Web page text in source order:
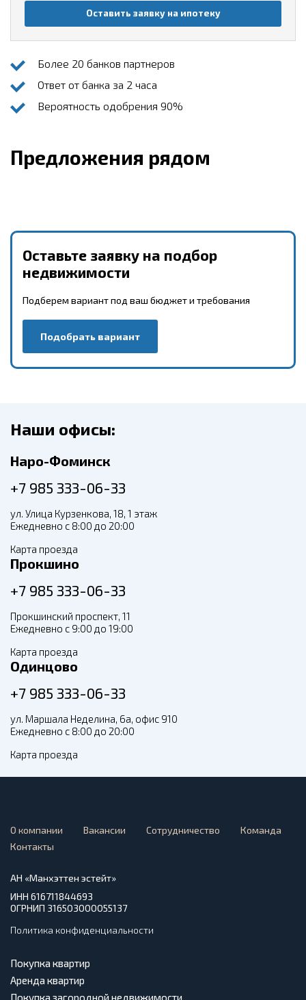
Оставить заявку на ипотеку
Более 20 банков партнеров
Ответ от банка за 2 часа
Вероятность одобрения 90%
Предложения рядом
Оставьте заявку на подбор
недвижимости
Подберем вариант под ваш бюджет и требования
Подобрать вариант
Наши офисы:
Наро-Фоминск
+7 985 333-06-33
ул. Улица Курзенкова, 18, 1 этаж
Ежедневно с 8:00 до 20:00
Карта проезда
Прокшино
+7 985 333-06-33
Прокшинский проспект, 11
Ежедневно с 9:00 до 19:00
Карта проезда
Одинцово
+7 985 333-06-33
ул. Маршала Неделина, 6а, офис 910
Ежедневно с 8:00 до 20:00
Карта проезда
О компании Вакансии Сотрудничество
Команда
Контакты
АН «Манхэттен эстейт»
ИНН 616711844693
ОГРНИП 316503000055137
Политика конфиденциальности
Покупка квартир
Аренда квартир
Покупка загородной недвижимости